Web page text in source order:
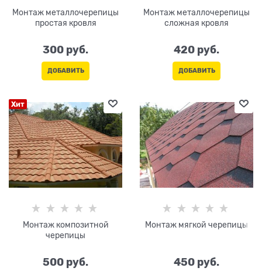
Монтаж металлочерепицы
простая кровля
300 руб.
ДОБАВИТЬ
Монтаж металлочерепицы
сложная кровля
420 руб.
ДОБАВИТЬ
Хит
Монтаж композитной
черепицы
500 руб.
Монтаж мягкой черепицы
450 руб.